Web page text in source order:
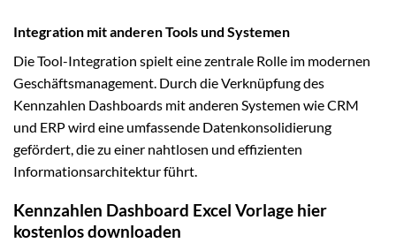
Integration mit anderen Tools und Systemen
Die Tool-Integration spielt eine zentrale Rolle im modernen
Geschäftsmanagement. Durch die Verknüpfung des
Kennzahlen Dashboards mit anderen Systemen wie CRM
und ERP wird eine umfassende Datenkonsolidierung
gefördert, die zu einer nahtlosen und effizienten
Informationsarchitektur führt.
Kennzahlen Dashboard Excel Vorlage hier
kostenlos downloaden